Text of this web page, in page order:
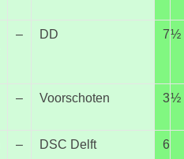
– DD 7½
– Voorschoten 3½
– DSC Delft 6